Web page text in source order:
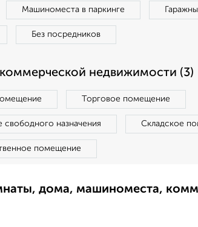
Машиноместа в паркинге
Без посредников
недвижимости (3)
Торговое помещение
свободного назначения Складское
помещение
дома, машиноместа,